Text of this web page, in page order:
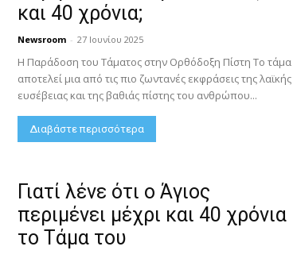
και 40 χρόνια;
Newsroom - 27 Ιουνίου 2025
Η Παράδοση του Τάματος στην Ορθόδοξη Πίστη Το τάμα
αποτελεί μια από τις πιο ζωντανές εκφράσεις της λαϊκής
ευσέβειας και της βαθιάς πίστης του ανθρώπου...
Διαβάστε περισσότερα
Γιατί λένε ότι ο Άγιος
περιμένει μέχρι και 40 χρόνια
το Τάμα του